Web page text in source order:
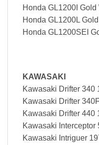
Honda GL1200I
Honda GL1200L
Honda GL1200SEI
KAWASAKI
Kawasaki Drifter 340
Kawasaki Drifter
Kawasaki Drifter 440
Kawasaki Interceptor
Kawasaki Intriguer